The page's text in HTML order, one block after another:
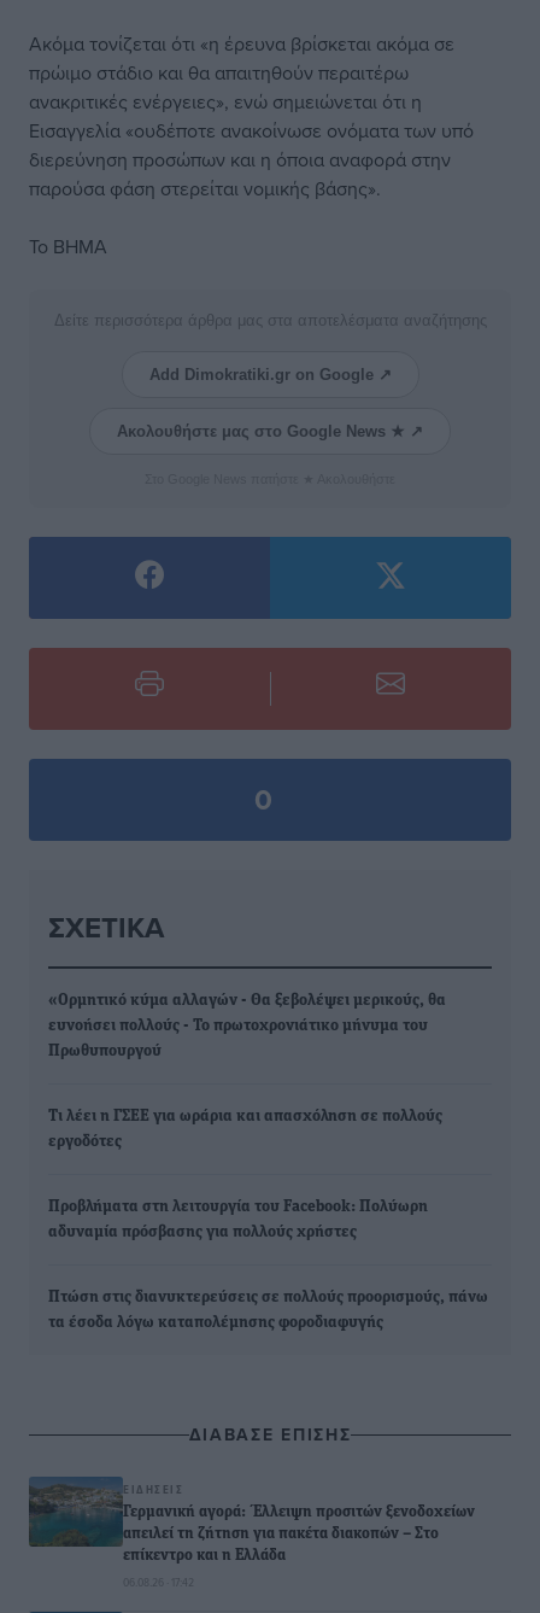
Ακόμα τονίζεται ότι «η έρευνα βρίσκεται ακόμα σε
πρώιμο στάδιο και θα απαιτηθούν περαιτέρω
ανακριτικές ενέργειες», ενώ σημειώνεται ότι η
Εισαγγελία «ουδέποτε ανακοίνωσε ονόματα των υπό
διερεύνηση προσώπων και η όποια αναφορά στην
παρούσα φάση στερείται νομικής βάσης».
Το ΒΗΜΑ
Δείτε περισσότερα άρθρα μας στα αποτελέσματα αναζήτησης
Add Dimokratiki.gr on Google ↗
Ακολουθήστε μας στο Google News ★ ↗
0
ΣΧΕΤΙΚΆ
«Ορμητικό κύμα αλλαγών - Θα ξεβολέψει μερικούς, θα
ευνοήσει πολλούς - Το πρωτοχρονιάτικο μήνυμα του
Πρωθυπουργού
Τι λέει η ΓΣΕΕ για ωράρια και απασχόληση σε πολλούς
εργοδότες
Προβλήματα στη λειτουργία του Facebook: Πολύωρη
αδυναμία πρόσβασης για πολλούς χρήστες
Πτώση στις διανυκτερεύσεις σε πολλούς προορισμούς, πάνω
τα έσοδα λόγω καταπολέμησης φοροδιαφυγής
ΔΙΑΒΑΣΕ ΕΠΙΣΗΣ
ΕΙΔΉΣΕΙΣ
Γερμανική αγορά: Έλλειψη προσιτών ξενοδοχείων
απειλεί τη ζήτηση για πακέτα διακοπών – Στο
επίκεντρο και η Ελλάδα
06.08.26 · 17:42